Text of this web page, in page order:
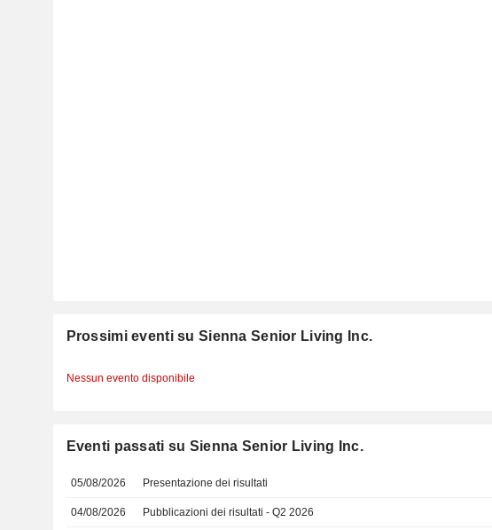
Prossimi eventi su Sienna Senior Living Inc.
Nessun evento disponibile
Eventi passati su Sienna Senior Living Inc.
05/08/2026 Presentazione dei risultati
04/08/2026 Pubblicazioni dei risultati - Q2 2026